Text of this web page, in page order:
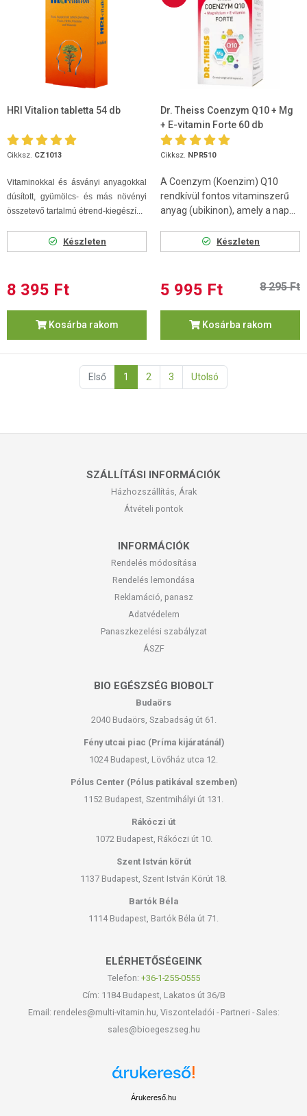
HRI Vitalion tabletta 54 db
Cikksz. CZ1013
Vitaminokkal és ásványi anyagokkal
dúsított, gyümölcs- és más növényi
összetevő tartalmú étrend-kiegészí...
Készleten
8 395 Ft
Kosárba rakom
Dr. Theiss Coenzym Q10 + Mg
+ E-vitamin Forte 60 db
Cikksz. NPR510
A Coenzym (Koenzim) Q10
rendkívül fontos vitaminszerű
anyag (ubikinon), amely a nap...
Készleten
5 995 Ft 8 295 Ft
Kosárba rakom
Első 1 2 3 Utolsó
SZÁLLÍTÁSI INFORMÁCIÓK
Házhozszállítás, Árak
Átvételi pontok
INFORMÁCIÓK
Rendelés módosítása
Rendelés lemondása
Reklamáció, panasz
Adatvédelem
Panaszkezelési szabályzat
ÁSZF
BIO EGÉSZSÉG BIOBOLT
Budaörs
2040 Budaörs, Szabadság út 61.
Fény utcai piac (Príma kijáratánál)
1024 Budapest, Lövőház utca 12.
Pólus Center (Pólus patikával szemben)
1152 Budapest, Szentmihályi út 131.
Rákóczi út
1072 Budapest, Rákóczi út 10.
Szent István körút
1137 Budapest, Szent István Körút 18.
Bartók Béla
1114 Budapest, Bartók Béla út 71.
ELÉRHETŐSÉGEINK
Telefon: +36-1-255-0555
Cím: 1184 Budapest, Lakatos út 36/B
Email: rendeles@multi-vitamin.hu, Viszonteladói - Partneri - Sales:
sales@bioegeszseg.hu
Árukereső.hu